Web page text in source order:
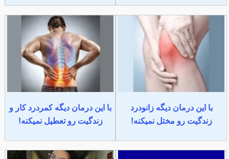
با این درمان دیگه زانودرد
زندگیت رو مختل نمیکنه!
با این درمان دیگه کمردرد کار و
زندگیت رو تعطیل نمیکنه!